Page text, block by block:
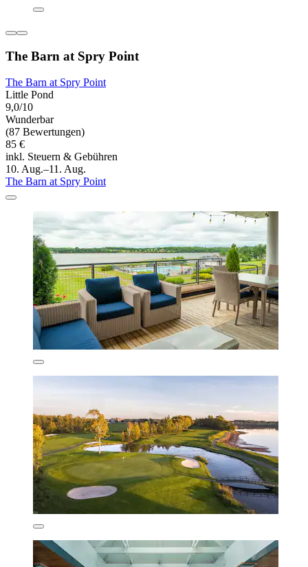
The Barn at Spry Point
The Barn at Spry Point
Little Pond
9,0/10
Wunderbar
(87 Bewertungen)
85 €
inkl. Steuern & Gebühren
10. Aug.–11. Aug.
The Barn at Spry Point